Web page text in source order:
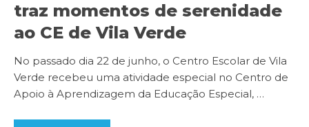
traz momentos de serenidade
ao CE de Vila Verde
No passado dia 22 de junho, o Centro Escolar de Vila
Verde recebeu uma atividade especial no Centro de
Apoio à Aprendizagem da Educação Especial, …